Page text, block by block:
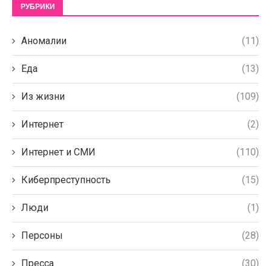
РУБРИКИ
Аномалии (11)
Еда (13)
Из жизни (109)
Интернет (2)
Интернет и СМИ (110)
Киберпреступность (15)
Люди (1)
Персоны (28)
Пресса (30)